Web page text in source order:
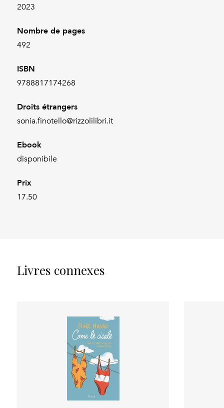
2023
Nombre de pages
492
ISBN
9788817174268
Droits étrangers
sonia.finotello@rizzolilibri.it
Ebook
disponibile
Prix
17.50
Livres connexes